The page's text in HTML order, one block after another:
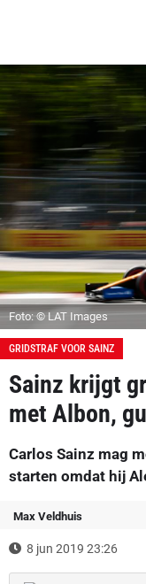
Foto: © LAT Images
GRIDSTRAF VOOR SAINZ
Sainz krijgt
met Albon,
Carlos Sainz mag
starten omdat hij
Max Veldhuis
8 jun 2019 23:26